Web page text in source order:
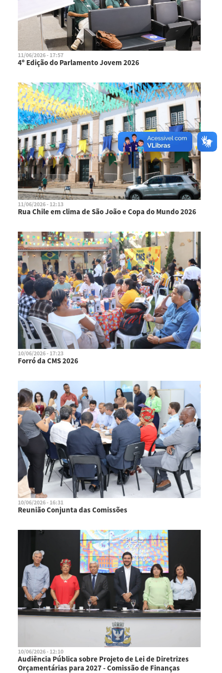
11/06/2026 - 17:57
4º Edição do Parlamento Jovem 2026
11/06/2026 - 12:13
Rua Chile em clima de São João e Copa do Mundo 2026
10/06/2026 - 17:23
Forró da CMS 2026
10/06/2026 - 16:31
Reunião Conjunta das Comissões
10/06/2026 - 12:10
Audiência Pública sobre Projeto de Lei de Diretrizes
Orçamentárias para 2027 - Comissão de Finanças